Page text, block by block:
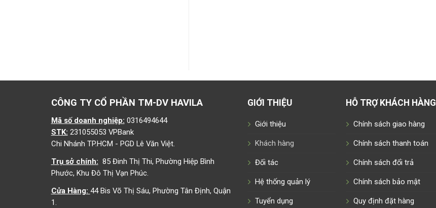
CÔNG TY CỔ PHẦN TM-DV HAVILA
Mã số doanh nghiệp: 0316494644
STK: 231055053 VPBank
Chi Nhánh TP.HCM - PGD Lê Văn Việt.
Trụ sở chính: 85 Đinh Thị Thi, Phường Hiệp Bình
Phước, Khu Đô Thị Vạn Phúc.
Cửa Hàng: 44 Bis Võ Thị Sáu, Phường Tân Định, Quận
1.
GIỚI THIỆU
Giới thiệu
Khách hàng
Đối tác
Hệ thống quản lý
Tuyển dụng
HỖ TRỢ KHÁCH HÀNG
Chính sách giao hàng
Chính sách thanh toán
Chính sách đổi trả
Chính sách bảo mật
Quy định đặt hàng